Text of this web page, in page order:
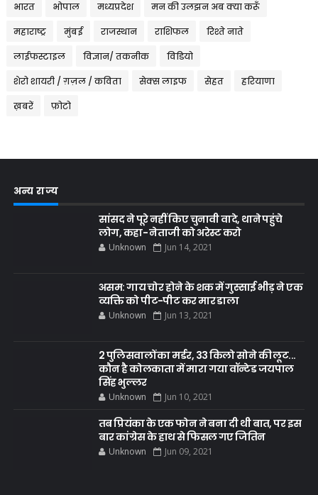
भारत भोपाल मध्यप्रदेश मन की उलझन अब क्या करूँ
महाराष्ट्र मुंबई राजस्थान राशिफल रिश्ते नाते
लाईफस्टाइल विज्ञान/ तकनीक विडियो
शेरो शायरी / ग़ज़ल / कविता सेक्स लाइफ सेहत हरियाणा
ख़बरें फ़ोटो
अन्य राज्य
सांसद ने पूरे नहीं किए चुनावी वादे, थाने पहुंचे
लोग, कहा- नेताजी को अरेस्ट करो
Unknown Jun 14, 2021
असम: गाय चोर होने के शक में गुस्साई भीड़ ने एक
व्यक्ति को पीट-पीट कर मार डाला
Unknown Jun 13, 2021
2 पुलिसवालों का मर्डर, 33 किलो सोने की लूट...
कौन है कोलकाता में मारा गया वॉन्टेड जयपाल
सिंह भुल्लर
Unknown Jun 10, 2021
तब प्रियंका के एक फोन ने बना दी थी बात, पर इस
बार कांग्रेस के हाथ से फिसल गए जितिन
Unknown Jun 09, 2021